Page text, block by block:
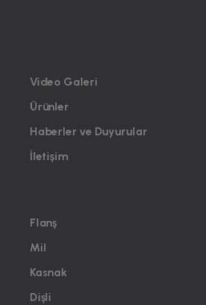
Video Galeri
Ürünler
Haberler ve Duyurular
İletişim
Flanş
Mil
Kasnak
Dişli